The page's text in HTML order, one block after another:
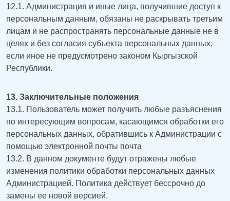
12.1. Администрация и иные лица, получившие доступ к
персональным данным, обязаны не раскрывать третьим
лицам и не распространять персональные данные не в
целях и без согласия субъекта персональных данных,
если иное не предусмотрено законом Кыргызской
Республики.
13. Заключительные положения
13.1. Пользователь может получить любые разъяснения
по интересующим вопросам, касающимся обработки его
персональных данных, обратившись к Администрации с
помощью электронной почты почта
13.2. В данном документе будут отражены любые
изменения политики обработки персональных данных
Администрацией. Политика действует бессрочно до
замены ее новой версией.
Кыргызча
Русский